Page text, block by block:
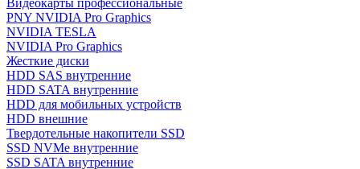
Видеокарты профессиональные
PNY NVIDIA Pro Graphics
NVIDIA TESLA
NVIDIA Pro Graphics
Жесткие диски
HDD SAS внутренние
HDD SATA внутренние
HDD для мобильных устройств
HDD внешние
Твердотельные накопители SSD
SSD NVMe внутренние
SSD SATA внутренние